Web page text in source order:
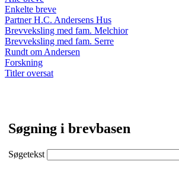
Enkelte breve
Partner H.C. Andersens Hus
Brevveksling med fam. Melchior
Brevveksling med fam. Serre
Rundt om Andersen
Forskning
Titler oversat
Søgning i brevbasen
Søgetekst